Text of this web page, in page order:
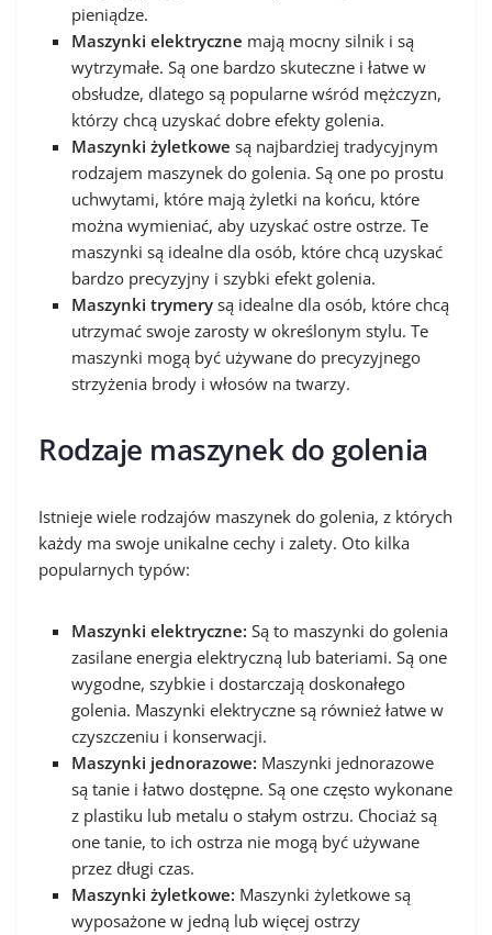
pieniądze.
Maszynki elektryczne mają mocny silnik i są
wytrzymałe. Są one bardzo skuteczne i łatwe w
obsłudze, dlatego są popularne wśród mężczyzn,
którzy chcą uzyskać dobre efekty golenia.
Maszynki żyletkowe są najbardziej tradycyjnym
rodzajem maszynek do golenia. Są one po prostu
uchwytami, które mają żyletki na końcu, które
można wymieniać, aby uzyskać ostre ostrze. Te
maszynki są idealne dla osób, które chcą uzyskać
bardzo precyzyjny i szybki efekt golenia.
Maszynki trymery są idealne dla osób, które chcą
utrzymać swoje zarosty w określonym stylu. Te
maszynki mogą być używane do precyzyjnego
strzyżenia brody i włosów na twarzy.
Rodzaje maszynek do golenia
Istnieje wiele rodzajów maszynek do golenia, z których
każdy ma swoje unikalne cechy i zalety. Oto kilka
popularnych typów:
Maszynki elektryczne: Są to maszynki do golenia
zasilane energia elektryczną lub bateriami. Są one
wygodne, szybkie i dostarczają doskonałego
golenia. Maszynki elektryczne są również łatwe w
czyszczeniu i konserwacji.
Maszynki jednorazowe: Maszynki jednorazowe
są tanie i łatwo dostępne. Są one często wykonane
z plastiku lub metalu o stałym ostrzu. Chociaż są
one tanie, to ich ostrza nie mogą być używane
przez długi czas.
Maszynki żyletkowe: Maszynki żyletkowe są
wyposażone w jedną lub więcej ostrzy